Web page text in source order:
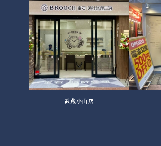
武蔵小山店